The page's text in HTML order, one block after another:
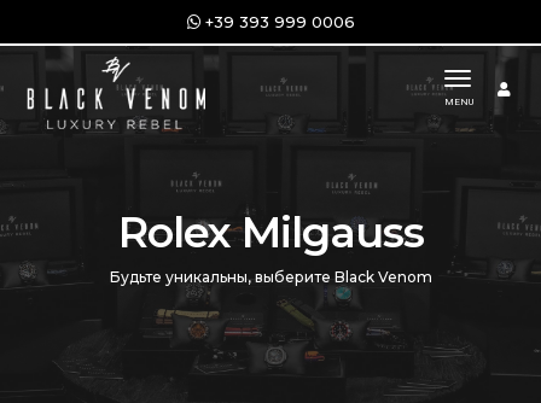
+39 393 999 0006
toggle
MENU
Rolex Milgauss
Будьте уникальны, выберите Black Venom